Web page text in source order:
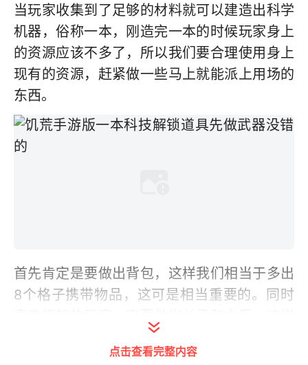
当玩家收集到了足够的材料就可以建造出科学
机器，俗称一本，刚造完一本的时候玩家身上
的资源应该不多了，所以我们要合理使用身上
现有的资源，赶紧做一些马上就能派上用场的
东西。
首先肯定是要做出背包，这样我们相当于多出
8个格子携带物品，这可是相当重要的。同时
就可以站撸野怪打肉了。其次绳索，木板，石
头，草席的原型做出来。然后就可以接着冒险
点击查看完整内容